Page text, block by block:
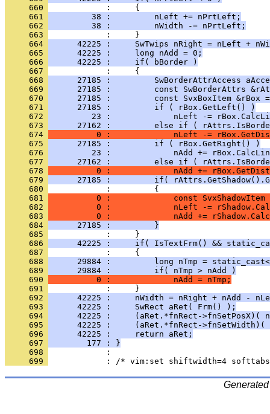
     660
     661
         38 :         nLeft += nPrtLeft;
     662
         38 :         nWidth -= nPrtLeft;
     663
     664
42225 :     SwTwips nRight = nLeft +
     665
      42225 :     long nAdd = 0;
     666
      42225 :     if( bBorder )
     667
     668
27185 :         SwBorderAttrAccess
     669
27185 :         const SwBorderAttrs
     670
27185 :         const SvxBoxItem &rBox
     671
      27185 :         if ( rBox.GetLeft() )
     672
23 :             nLeft -=
     673
27162 :         else if (
     674
0 :             nLeft -=
     675
      27185 :         if ( rBox.GetRight() )
     676
23 :             nAdd +=
     677
27162 :         else if (
     678
0 :             nAdd +=
     679
27185 :         if(
     680
     681
0 :             const
     682
0 :             nLeft -=
     683
0 :             nAdd +=
     684
      27185 :         }
     685
     686
42225 :     if( IsTextFrm() &&
     687
     688
29884 :         long nTmp =
     689
      29884 :         if( nTmp > nAdd )
     690
          0 :             nAdd = nTmp;
     691
     692
42225 :     nWidth = nRight + nAdd -
     693
      42225 :     SwRect aRet( Frm() );
     694
42225 :     (aRet.*fnRect->fnSetPosX)(
     695
42225 :     (aRet.*fnRect->fnSetWidth)(
     696
      42225 :     return aRet;
     697
        177 : }
     698
     699